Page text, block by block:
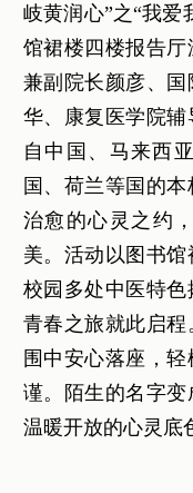
岐黄润心”之“我爱
馆裙楼四楼报告
兼副院长颜彦、
华、康复医学院
自中国、马来西
国、荷兰等国的
治愈的心灵之约
美。活动以图书
校园多处中医特
青春之旅就此启
围中安心落座，
谨。陌生的名字
温暖开放的心灵底